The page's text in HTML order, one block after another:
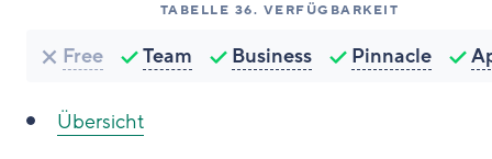
TABELLE 36. VERFÜGBARKEIT
Free Team Business Pinnacle
Übersicht